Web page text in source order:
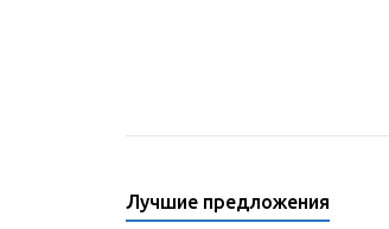
Лучшие предложения